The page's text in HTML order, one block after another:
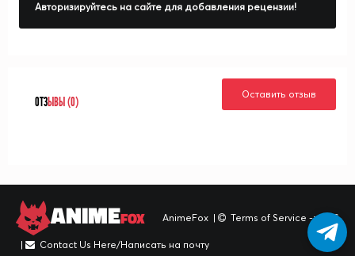
Авторизируйтесь на сайте для добавления рецензии!
ОТЗЫВЫ (0)
Оставить отзыв
ANIMEFOX AnimeFox | Terms of Service -> TOS
| Contact Us Here/Написать на почту